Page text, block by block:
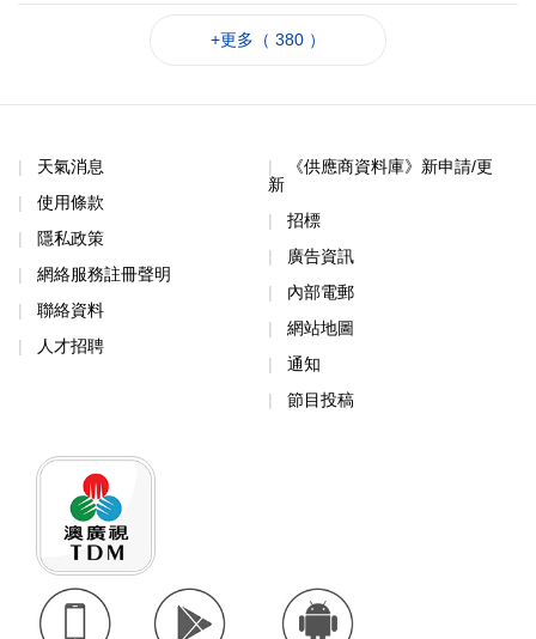
+更多（ 380 ）
天氣消息
使用條款
隱私政策
網絡服務註冊聲明
聯絡資料
人才招聘
《供應商資料庫》新申請/更
新
招標
廣告資訊
內部電郵
網站地圖
通知
節目投稿